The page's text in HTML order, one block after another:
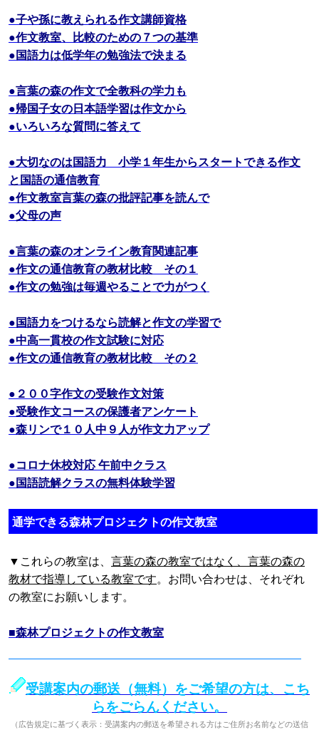
●子や孫に教えられる作文講師資格
●作文教室、比較のための７つの基準
●国語力は低学年の勉強法で決まる
●言葉の森の作文で全教科の学力も
●帰国子女の日本語学習は作文から
●いろいろな質問に答えて
●大切なのは国語力 小学１年生からスタートできる作文
と国語の通信教育
●作文教室言葉の森の批評記事を読んで
●父母の声
●言葉の森のオンライン教育関連記事
●作文の通信教育の教材比較 その１
●作文の勉強は毎週やることで力がつく
●国語力をつけるなら読解と作文の学習で
●中高一貫校の作文試験に対応
●作文の通信教育の教材比較 その２
●２００字作文の受験作文対策
●受験作文コースの保護者アンケート
●森リンで１０人中９人が作文力アップ
●コロナ休校対応 午前中クラス
●国語読解クラスの無料体験学習
通学できる森林プロジェクトの作文教室
▼これらの教室は、 言葉の森の教室ではなく、言葉の森の
教材で指導している教室です。お問い合わせは、それぞれ
の教室にお願いします。
■森林プロジェクトの作文教室
受講案内の郵送（無料）をご希望の方は、こち
らをごらんください。
（広告規定に基づく表示：受講案内の郵送を希望される方はご住所お名前などの送信